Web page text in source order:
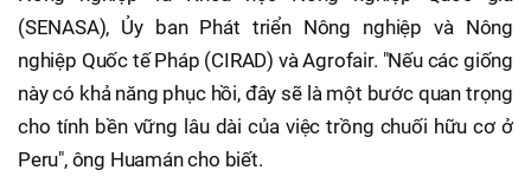
(SENASA), Ủy ban Phát triển Nông nghiệp và Nông
nghiệp Quốc tế Pháp (CIRAD) và Agrofair. "Nếu các giống
này có khả năng phục hồi, đây sẽ là một bước quan trọng
cho tính bền vững lâu dài của việc trồng chuối hữu cơ ở
Peru", ông Huamán cho biết.